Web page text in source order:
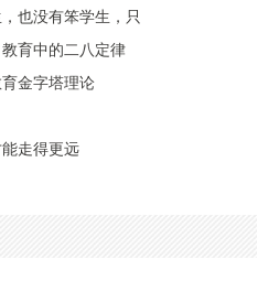
也没有笨学生，只
育中的二八定律
金字塔理论
走得更远